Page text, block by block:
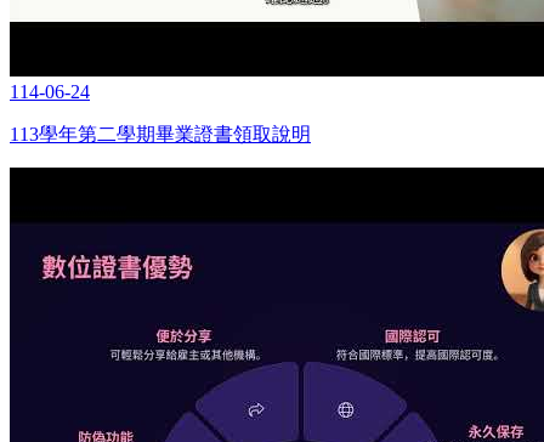
114-06-24
113學年第二學期畢業證書領取說明